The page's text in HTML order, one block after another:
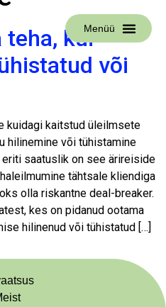
Menüü
teha, kui
või
kuidagi kaitstud üleilmsete
hilinemine või tühistamine
saatuslik on see ärireiside
tähtsale kliendiga
olla riskantne deal-breaker.
kes on pidanud ootama
hilinenud või tühistatud […]